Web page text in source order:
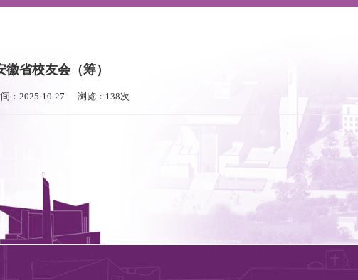
徽省校友会（筹）
：2025-10-27      浏览：138次